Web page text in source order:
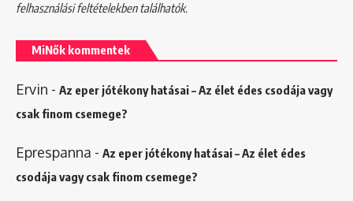
felhasználási feltételekbentalálhatók.
MiNők kommentek
Ervin - Az eper jótékony hatásai – Az élet édes csodája vagy
csak finom csemege?
Eprespanna - Az eper jótékony hatásai – Az élet édes
csodája vagy csak finom csemege?